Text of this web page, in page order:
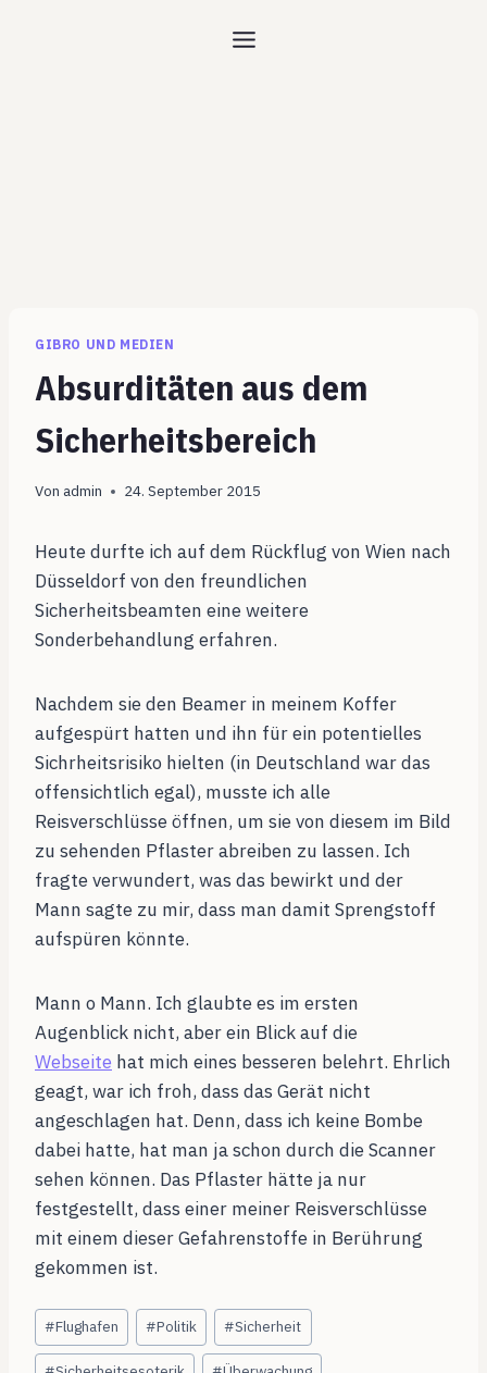
GIBRO UND MEDIEN
Absurditäten aus dem
Sicherheitsbereich
Von admin 24. September 2015
Heute durfte ich auf dem Rückflug von Wien nach
Düsseldorf von den freundlichen
Sicherheitsbeamten eine weitere
Sonderbehandlung erfahren.
Nachdem sie den Beamer in meinem Koffer
aufgespürt hatten und ihn für ein potentielles
Sichrheitsrisiko hielten (in Deutschland war das
offensichtlich egal), musste ich alle
Reisverschlüsse öffnen, um sie von diesem im Bild
zu sehenden Pflaster abreiben zu lassen. Ich
fragte verwundert, was das bewirkt und der
Mann sagte zu mir, dass man damit Sprengstoff
aufspüren könnte.
Mann o Mann. Ich glaubte es im ersten
Augenblick nicht, aber ein Blick auf die
Webseite hat mich eines besseren belehrt. Ehrlich
geagt, war ich froh, dass das Gerät nicht
angeschlagen hat. Denn, dass ich keine Bombe
dabei hatte, hat man ja schon durch die Scanner
sehen können. Das Pflaster hätte ja nur
festgestellt, dass einer meiner Reisverschlüsse
mit einem dieser Gefahrenstoffe in Berührung
gekommen ist.
Schlagworte:
#Flughafen #Politik #Sicherheit